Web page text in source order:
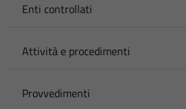
Enti controllati
Attività e procedimenti
Provvedimenti